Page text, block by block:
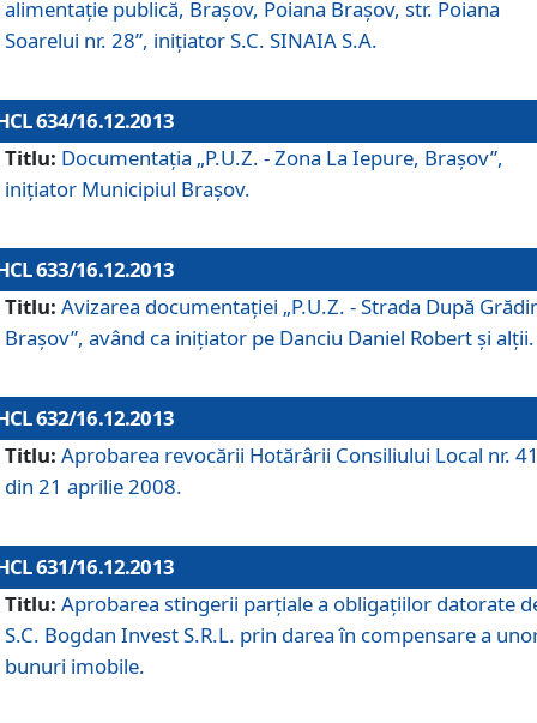
alimentaţie publică, Braşov, Poiana Braşov, str. Poiana
Soarelui nr. 28”, iniţiator S.C. SINAIA S.A.
634/16.12.2013
Titlu: Documentaţia „P.U.Z. - Zona La Iepure, Braşov”,
iniţiator Municipiul Braşov.
633/16.12.2013
Titlu: Avizarea documentaţiei „P.U.Z. - Strada După
Braşov”, având ca iniţiator pe Danciu Daniel Robert şi alţii.
632/16.12.2013
Titlu: Aprobarea revocării Hotărârii Consiliului Local nr.
din 21 aprilie 2008.
631/16.12.2013
Titlu: Aprobarea stingerii parţiale a obligaţiilor datorate
S.C. Bogdan Invest S.R.L. prin darea în compensare a
bunuri imobile.